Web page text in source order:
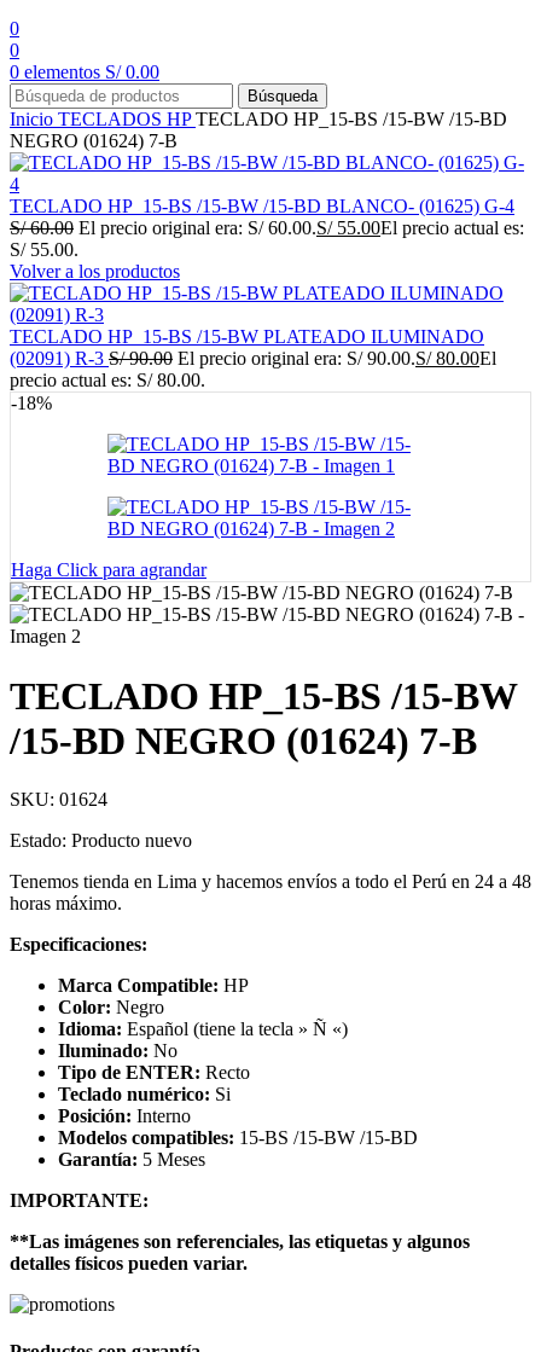
0
0
0 elementos S/0.00
Búsqueda
Inicio TECLADOS HPTECLADO HP_15-BS /15-BW /15-BD
NEGRO (01624) 7-B
TECLADO HP_15-BS /15-BW /15-BD BLANCO- (01625) G-4
S/60.00 El precio original era: S/ 60.00.S/55.00El precio actual es:
S/ 55.00.
Volver a los productos
TECLADO HP_15-BS /15-BW PLATEADO ILUMINADO
(02091) R-3 S/90.00 El precio original era: S/ 90.00.S/80.00El
precio actual es: S/ 80.00.
-18%
Haga Click para agrandar
TECLADO HP_15-BS /15-BW
/15-BD NEGRO (01624) 7-B
SKU: 01624
Estado: Producto nuevo
Tenemos tienda en Lima y hacemos envíos a todo el Perú en 24 a 48
horas máximo.
Especificaciones:
Marca Compatible: HP
Color: Negro
Idioma: Español (tiene la tecla » Ñ «)
Iluminado: No
Tipo de ENTER: Recto
Teclado numérico: Si
Posición: Interno
Modelos compatibles: 15-BS /15-BW /15-BD
Garantía: 5 Meses
IMPORTANTE:
**Las imágenes son referenciales, las etiquetas y algunos
detalles físicos pueden variar.